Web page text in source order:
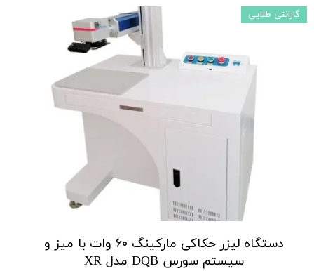
دستگاه لیزر حکاکی مارکینگ ۶۰ وات با میز و
سیستم سورس DQB مدل XR
گارانتی طلایی